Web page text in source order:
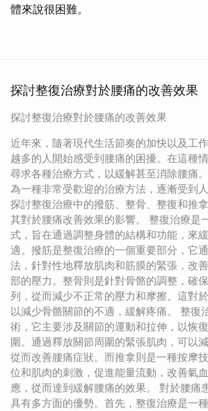
體來說很困難。
探討整復治療對於腰痛的改善效果
探討整復治療對於腰痛的改善效果
近年來，隨著現代生活節奏的加快以及工
越多的人開始感受到腰痛的困擾。在這種
尋求各種治療方式，以緩解甚至消除腰痛
為一種非常受歡迎的治療方法，逐漸受到
探討整復治療中的撥筋、整骨、整復和推
其對於腰痛改善效果的影響。 整復治療是
式，旨在通過調整身體的結構和功能，來
適。撥筋是整復治療的一個重要部分，它
法，針對性地釋放肌肉和筋膜的緊張，改
部的壓力。整骨則是針對骨骼的調整，確
列，從而減少不正常的壓力和摩擦。這對
以減少骨骼關節的不適，緩解疼痛。 整復
術，它主要涉及關節的運動和拉伸，以恢
圍。通過釋放關節周圍的緊張肌肉，可以
從而改善腰痛症狀。而推拿則是一種按摩
位和肌肉的刺激，促進能量流動，改善氣
應，從而達到緩解腰痛的效果。 對於腰痛
具有多方面的優勢。首先，整復治療是一